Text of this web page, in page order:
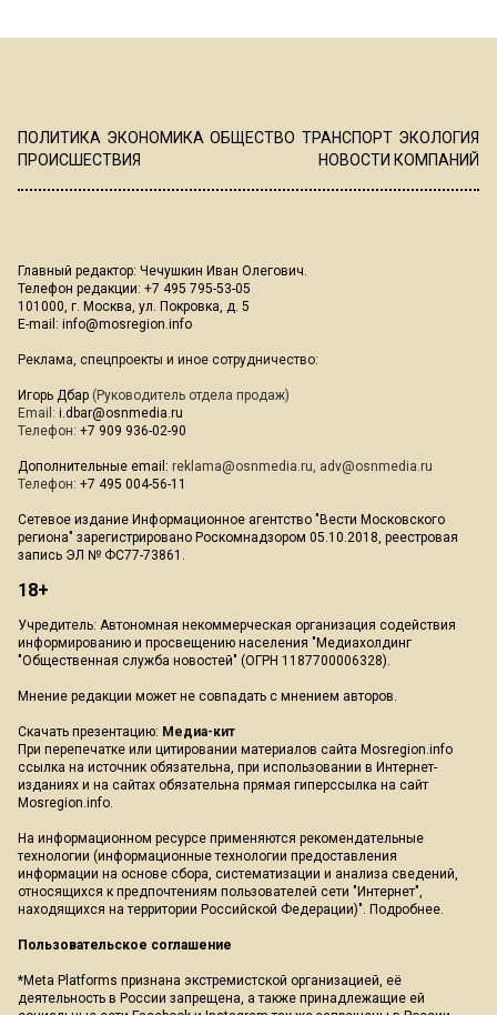
ПОЛИТИКА ЭКОНОМИКА ОБЩЕСТВО ТРАНСПОРТ ЭКОЛОГИЯ
ПРОИСШЕСТВИЯ
НОВОСТИ КОМПАНИЙ
Главный редактор: Чечушкин Иван Олегович.
Телефон редакции: +7 495 795-53-05
101000, г. Москва, ул. Покровка, д. 5
E-mail: info@mosregion.info
Реклама, спецпроекты и иное сотрудничество:
Игорь Дбар (Руководитель отдела продаж)
Email: i.dbar@osnmedia.ru
Телефон: +7 909 936-02-90
Дополнительные email: reklama@osnmedia.ru, adv@osnmedia.ru
Телефон: +7 495 004-56-11
Сетевое издание Информационное агентство "Вести Московского
региона" зарегистрировано Роскомнадзором 05.10.2018, реестровая
запись ЭЛ № ФС77-73861.
18+
Учредитель: Автономная некоммерческая организация содействия
информированию и просвещению населения "Медиахолдинг
"Общественная служба новостей" (ОГРН 1187700006328).
Мнение редакции может не совпадать с мнением авторов.
Скачать презентацию: Медиа-кит
При перепечатке или цитировании материалов сайта Mosregion.info
ссылка на источник обязательна, при использовании в Интернет-
изданиях и на сайтах обязательна прямая гиперссылка на сайт
Mosregion.info.
На информационном ресурсе применяются рекомендательные
технологии (информационные технологии предоставления
информации на основе сбора, систематизации и анализа сведений,
относящихся к предпочтениям пользователей сети "Интернет",
находящихся на территории Российской Федерации)". Подробнее.
Пользовательское соглашение
*Meta Platforms признана экстремистской организацией, её
деятельность в России запрещена, а также принадлежащие ей